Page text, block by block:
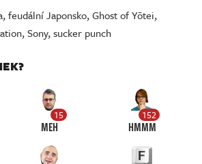
,feudální Japonsko,Ghost of Yōtei,
,Sony,sucker punch
15
MEH
152
HMMM